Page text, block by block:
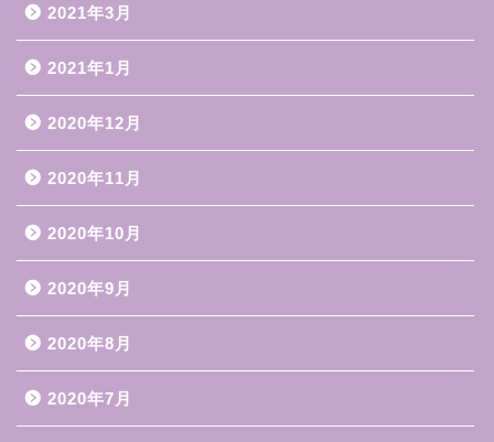
2021年3月
2021年1月
2020年12月
2020年11月
2020年10月
2020年9月
2020年8月
2020年7月